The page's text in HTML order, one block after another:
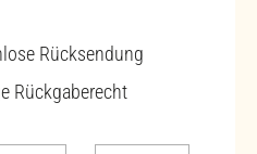
Rücksendung
Rückgaberecht